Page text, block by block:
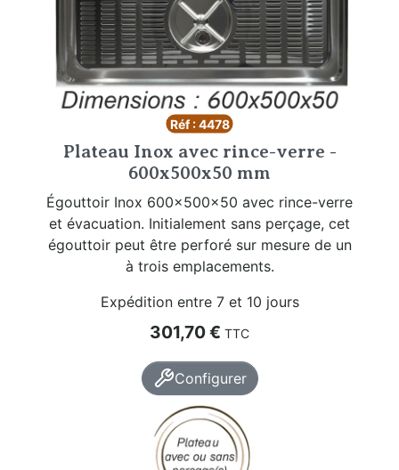
Réf : 4478
Plateau Inox avec rince-verre -
600x500x50 mm
Égouttoir Inox 600x500x50 avec rince-verre
et évacuation. Initialement sans perçage, cet
égouttoir peut être perforé sur mesure de un
à trois emplacements.
Expédition entre 7 et 10 jours
Prix
301,70 € TTC
Configurer